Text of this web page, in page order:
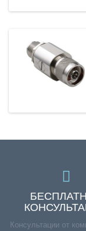
Консультации от